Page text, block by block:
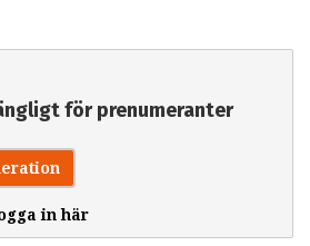
för prenumeranter
in här